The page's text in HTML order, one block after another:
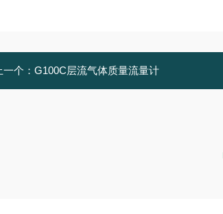
一个： G100C层流气体质量流量计